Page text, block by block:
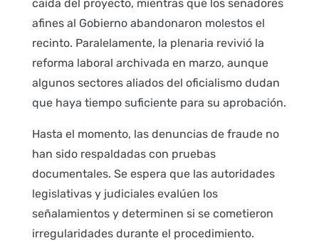
caída del proyecto, mientras que los senadores
afines al Gobierno abandonaron molestos el
recinto. Paralelamente, la plenaria revivió la
reforma laboral archivada en marzo, aunque
algunos sectores aliados del oficialismo dudan
que haya tiempo suficiente para su aprobación.
Hasta el momento, las denuncias de fraude no
han sido respaldadas con pruebas
documentales. Se espera que las autoridades
legislativas y judiciales evalúen los
señalamientos y determinen si se cometieron
irregularidades durante el procedimiento.